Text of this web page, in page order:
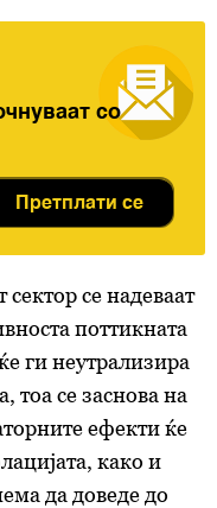
со
Претплати се
се надеваат
поттикната
ги неутрализира
тоа се заснова на
ефекти ќе
како и
да доведе до